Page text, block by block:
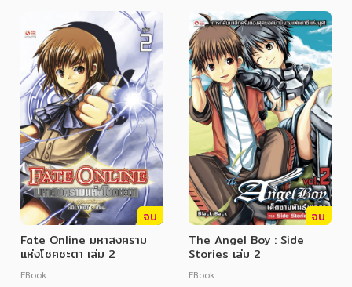
จบ
Fate Online มหาสงคราม
แห่งโชคชะตา เล่ม 2
EBook
จบ
The Angel Boy : Side
Stories เล่ม 2
EBook